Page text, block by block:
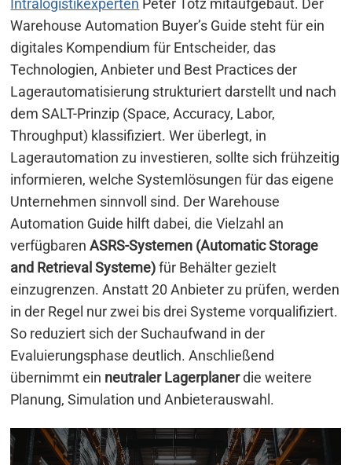
Intralogistikexperten Peter Totz mitaufgebaut. Der
Warehouse Automation Buyer’s Guide steht für ein
digitales Kompendium für Entscheider, das
Technologien, Anbieter und Best Practices der
Lagerautomatisierung strukturiert darstellt und nach
dem SALT-Prinzip (Space, Accuracy, Labor,
Throughput) klassifiziert. Wer überlegt, in
Lagerautomation zu investieren, sollte sich frühzeitig
informieren, welche Systemlösungen für das eigene
Unternehmen sinnvoll sind. Der Warehouse
Automation Guide hilft dabei, die Vielzahl an
verfügbarenASRS-Systemen (Automatic Storage
and Retrieval Systeme)für Behälter gezielt
einzugrenzen. Anstatt 20 Anbieter zu prüfen, werden
in der Regel nur zwei bis drei Systeme vorqualifiziert.
So reduziert sich der Suchaufwand in der
Evaluierungsphase deutlich. Anschließend
übernimmt ein neutraler Lagerplanerdie weitere
Planung, Simulation und Anbieterauswahl.